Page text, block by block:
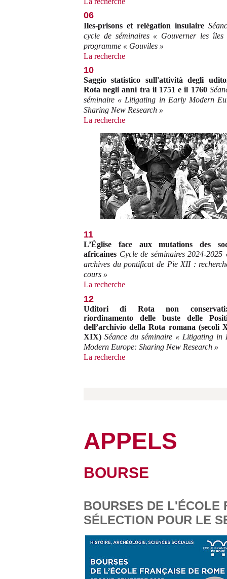
06
Iles-prisons et relégation insulaire
cycle de séminaires « Gouverner les
programme « Gouviles »
La recherche
10
Saggio statistico sull'attività degli
Rota negli anni tra il 1751 e il 1760
séminaire « Litigating in Early Modern
Sharing New Research »
La recherche
11
L’Église face aux mutations des
africaines Cycle de séminaires 2024-2025
archives du pontificat de Pie XII :
cours »
La recherche
12
Uditori di Rota non
riordinamento delle buste delle
dell’archivio della Rota romana (secoli
XIX) Séance du séminaire « Litigating in
Modern Europe: Sharing New Research »
La recherche
APPELS
BOURSE
BOURSES DE L'ÉCOLE
SÉLECTION POUR LE